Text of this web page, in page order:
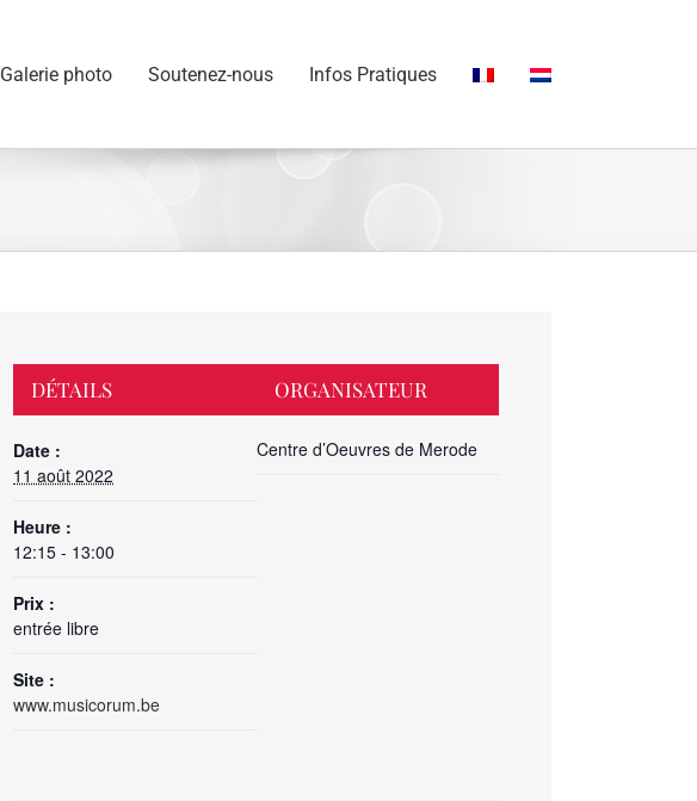
Galerie photo Soutenez-nous Infos Pratiques
DÉTAILS
Date :
11 août 2022
Heure :
12:15 - 13:00
Prix :
entrée libre
Site :
www.musicorum.be
ORGANISATEUR
Centre d’Oeuvres de Merode